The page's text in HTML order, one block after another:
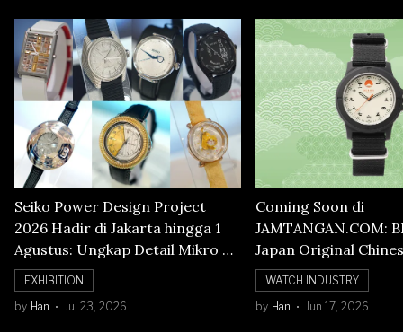
Seiko Power Design Project
2026 Hadir di Jakarta hingga 1
Agustus: Ungkap Detail Mikro di
Balik Seni Watchmaking
EXHIBITION
by Han Jul 23, 2026
Coming Soon di
JAMTANGAN.COM:
Japan Original
Numerals Watch
WATCH INDUSTRY
by Han Jun 17, 2026